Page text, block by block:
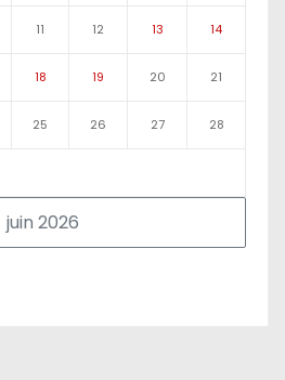
juin 2026
11 12 13 14
18 19 20 21
25 26 27 28